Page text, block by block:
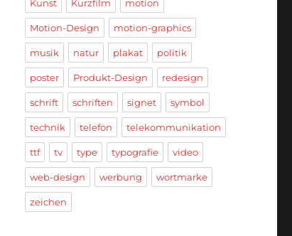
Kunst Kurzfilm motion
Motion-Design motion-graphics
musik natur plakat politik
poster Produkt-Design redesign
schrift schriften signet symbol
technik telefon telekommunikation
ttf tv type typografie video
web-design werbung wortmarke
zeichen